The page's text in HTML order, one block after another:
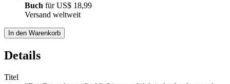
Buch fürUS$ 18,99
Versand weltweit
In den Warenkorb
Details
Titel